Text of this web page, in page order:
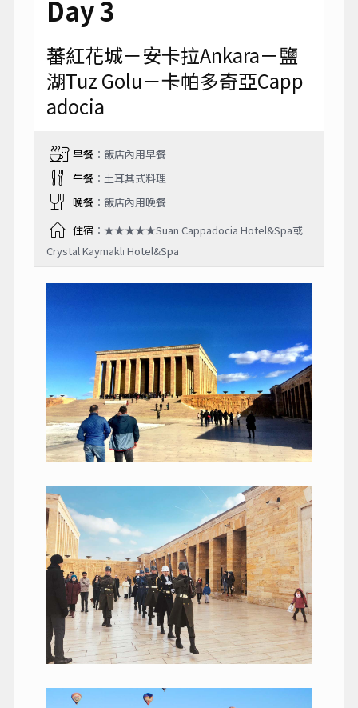
Day 3
蕃紅花城－安卡拉Ankara－鹽
湖Tuz Golu－卡帕多奇亞Capp
adocia
早餐：飯店內用早餐
午餐：土耳其式料理
晚餐：飯店內用晚餐
住宿 ：★★★★★Suan Cappadocia Hotel&Spa或
Crystal Kaymaklı Hotel&Spa